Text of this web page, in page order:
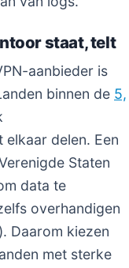
staat, telt
aanbieder is
binnen de 5,
delen. Een
Staten
data te
overhandigen
Daarom kiezen
met sterke